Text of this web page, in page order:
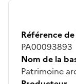
Référence
PA00093893
Nom de la
Patrimoine